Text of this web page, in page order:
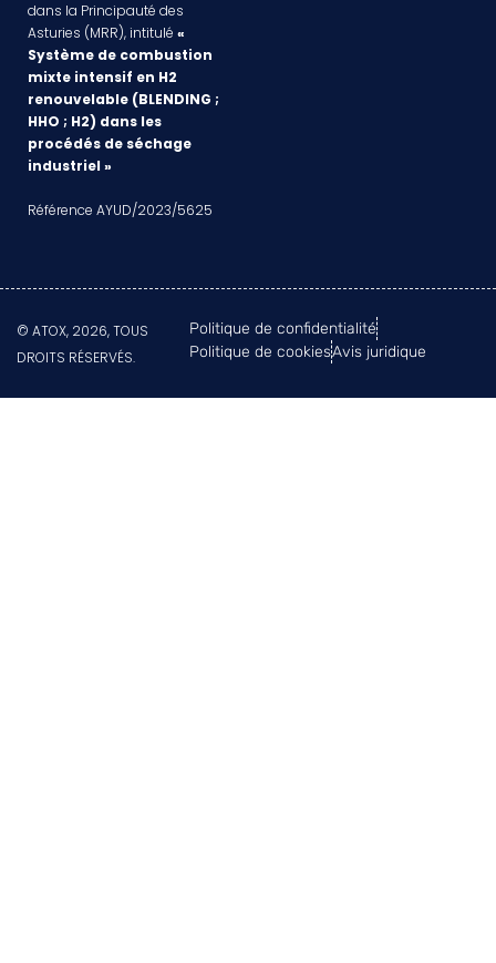
dans la Principauté des
Asturies (MRR), intitulé «
Système de combustion
mixte intensif en H2
renouvelable (BLENDING ;
HHO ; H2) dans les
procédés de séchage
industriel »
Référence AYUD/2023/5625
© ATOX, 2026, TOUS
DROITS RÉSERVÉS.
Politique de confidentialité
Politique de cookiesAvis juridique